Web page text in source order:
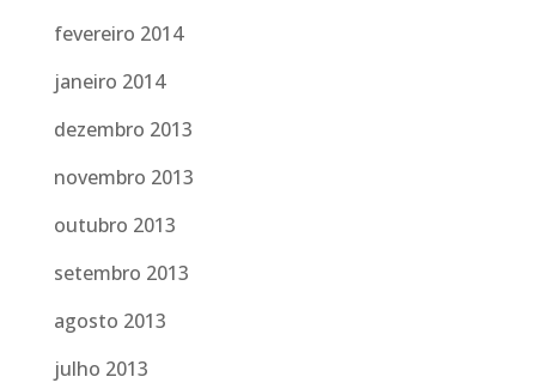
fevereiro 2014
janeiro 2014
dezembro 2013
novembro 2013
outubro 2013
setembro 2013
agosto 2013
julho 2013